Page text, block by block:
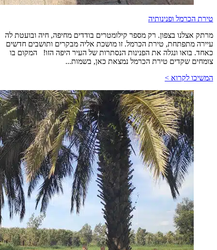
טירת הכרמל ופנינותיה
מרתק אצלנו בצפון. רק מספר קילומטרים בודדים מחיפה, חיה ובועטת לה
עיירה מתפתחת, טירת הכרמל. זו מושכת אליה מבקרים ותושבים חדשים
כאחד. בואו ונגלה את הפנינות הנסתרות של העיר היפה הזו! המקום בו
צומחים שקדים טירת הכרמל נמצאת כאן, בשמות...
המשיכו לקרוא >